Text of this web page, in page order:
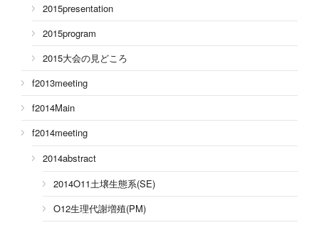
2015presentation
2015program
2015大会の見どころ
f2013meeting
f2014Main
f2014meeting
2014abstract
2014O11土壌生態系(SE)
O12生理代謝増殖(PM)